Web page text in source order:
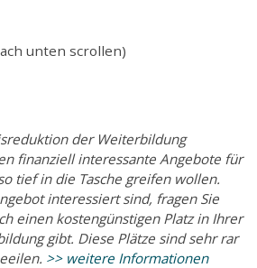
unten scrollen)
der Weiterbildung
finanziell interessante Angebote für
tief in die Tasche greifen wollen.
interessiert sind, fragen Sie
einen kostengünstigen Platz in Ihrer
gibt. Diese Plätze sind sehr rar
>> weitere Informationen